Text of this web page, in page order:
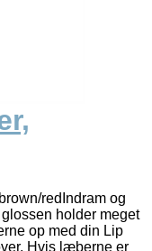
redIndram og
holder meget
op med din Lip
Hvis læberne er